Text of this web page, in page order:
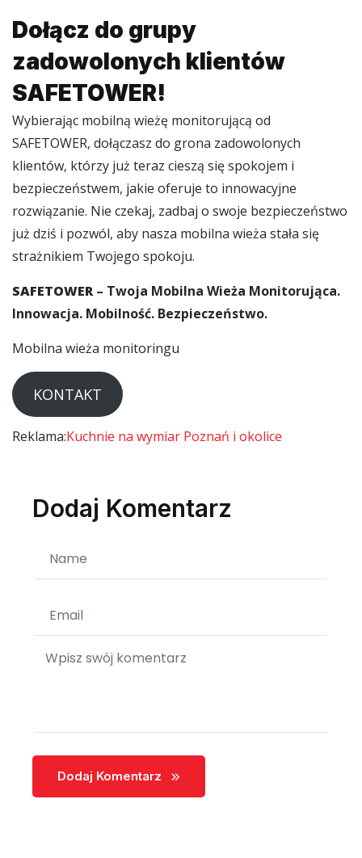
Dołącz do grupy
zadowolonych klientów
SAFETOWER!
Wybierając mobilną wieżę monitorującą od
SAFETOWER, dołączasz do grona zadowolonych
klientów, którzy już teraz cieszą się spokojem i
bezpieczeństwem, jakie oferuje to innowacyjne
rozwiązanie. Nie czekaj, zadbaj o swoje bezpieczeństwo
już dziś i pozwól, aby nasza mobilna wieża stała się
strażnikiem Twojego spokoju.
SAFETOWER– Twoja Mobilna Wieża Monitorująca.
Innowacja. Mobilność. Bezpieczeństwo.
Mobilna wieża monitoringu
KONTAKT
Reklama:Kuchnie na wymiar Poznań i okolice
Dodaj Komentarz
Dodaj Komentarz